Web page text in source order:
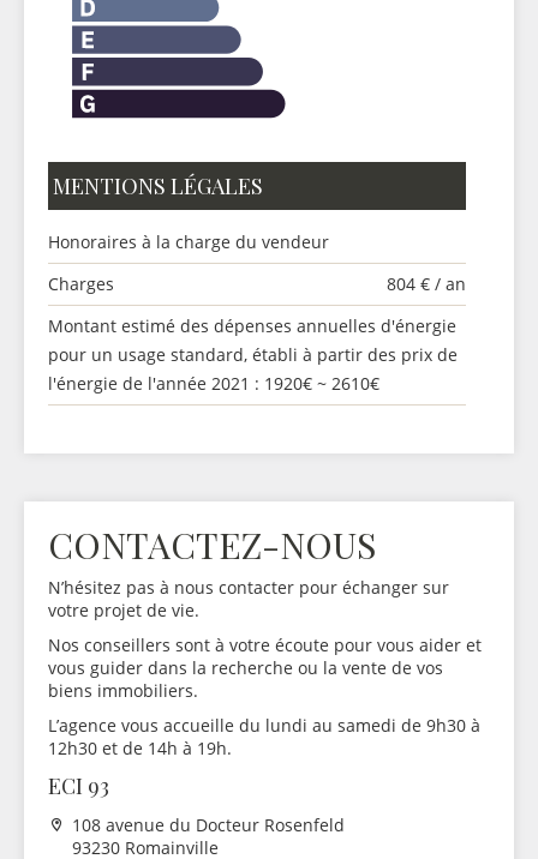
MENTIONS LÉGALES
Honoraires à la charge du vendeur
Charges
804 € / an
Montant estimé des dépenses annuelles d'énergie
pour un usage standard, établi à partir des prix de
l'énergie de l'année 2021 : 1920€ ~ 2610€
CONTACTEZ-NOUS
N’hésitez pas à nous contacter pour échanger sur
votre projet de vie.
Nos conseillers sont à votre écoute pour vous aider et
vous guider dans la recherche ou la vente de vos
biens immobiliers.
L’agence vous accueille du lundi au samedi de 9h30 à
12h30 et de 14h à 19h.
ECI 93
108 avenue du Docteur Rosenfeld
93230 Romainville